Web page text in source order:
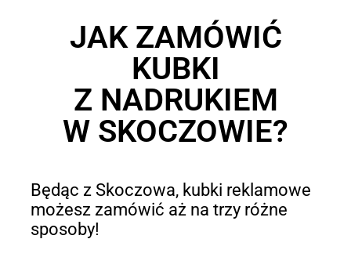
JAK ZAMÓWIĆ
KUBKI
Z NADRUKIEM
W SKOCZOWIE?
Będąc z Skoczowa, kubki reklamowe
możesz zamówić aż na trzy różne
sposoby!